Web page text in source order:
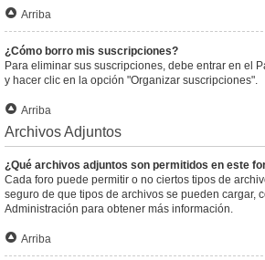
Arriba
¿Cómo borro mis suscripciones?
Para eliminar sus suscripciones, debe entrar en el
y hacer clic en la opción "Organizar suscripciones".
Arriba
Archivos Adjuntos
¿Qué archivos adjuntos son permitidos en este
Cada foro puede permitir o no ciertos tipos de
seguro de que tipos de archivos se pueden cargar,
Administración para obtener más información.
Arriba